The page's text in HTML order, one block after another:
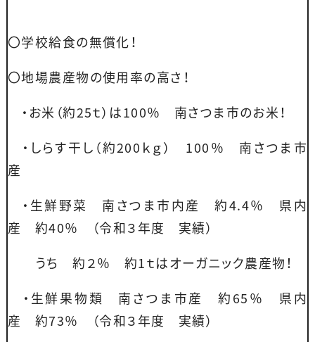
〇学校給食の無償化！
〇地場農産物の使用率の高さ！
・お米（約25ｔ）は100％ 南さつま市のお米！
・しらす干し（約200ｋｇ） 100％ 南さつま市
産
・生鮮野菜 南さつま市内産 約4.4％ 県内
産 約40％ （令和３年度 実績）
うち 約２％ 約1ｔはオーガニック農産物！
・生鮮果物類 南さつま市産 約65％ 県内
産 約73％ （令和３年度 実績）